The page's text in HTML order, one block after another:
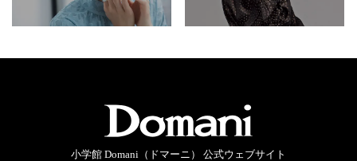
小学館 Domani（ドマーニ） 公式ウェブサイト